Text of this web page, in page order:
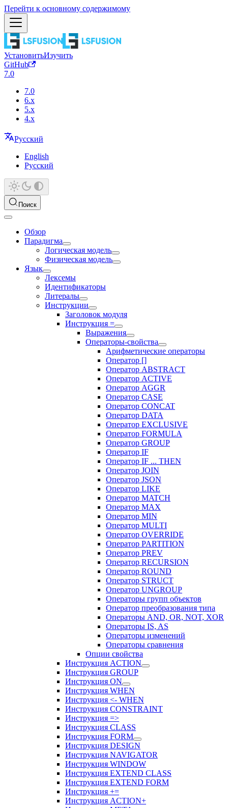
Перейти к основному содержимому
УстановитьИзучить
GitHub
7.0
7.0
6.x
5.x
4.x
Русский
English
Русский
Поиск
Обзор
Парадигма
Логическая модель
Физическая модель
Язык
Лексемы
Идентификаторы
Литералы
Инструкции
Заголовок модуля
Инструкция =
Выражения
Операторы-свойства
Арифметические операторы
Оператор []
Оператор ABSTRACT
Оператор ACTIVE
Оператор AGGR
Оператор CASE
Оператор CONCAT
Оператор DATA
Оператор EXCLUSIVE
Оператор FORMULA
Оператор GROUP
Оператор IF
Оператор IF ... THEN
Оператор JOIN
Оператор JSON
Оператор LIKE
Оператор MATCH
Оператор MAX
Оператор MIN
Оператор MULTI
Оператор OVERRIDE
Оператор PARTITION
Оператор PREV
Оператор RECURSION
Оператор ROUND
Оператор STRUCT
Оператор UNGROUP
Операторы групп объектов
Оператор преобразования типа
Операторы AND, OR, NOT, XOR
Операторы IS, AS
Операторы изменений
Операторы сравнения
Опции свойства
Инструкция ACTION
Инструкция GROUP
Инструкция ON
Инструкция WHEN
Инструкция <- WHEN
Инструкция CONSTRAINT
Инструкция =>
Инструкция CLASS
Инструкция FORM
Инструкция DESIGN
Инструкция NAVIGATOR
Инструкция WINDOW
Инструкция EXTEND CLASS
Инструкция EXTEND FORM
Инструкция +=
Инструкция ACTION+